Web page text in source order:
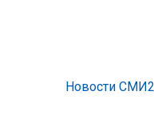
Новости СМИ2